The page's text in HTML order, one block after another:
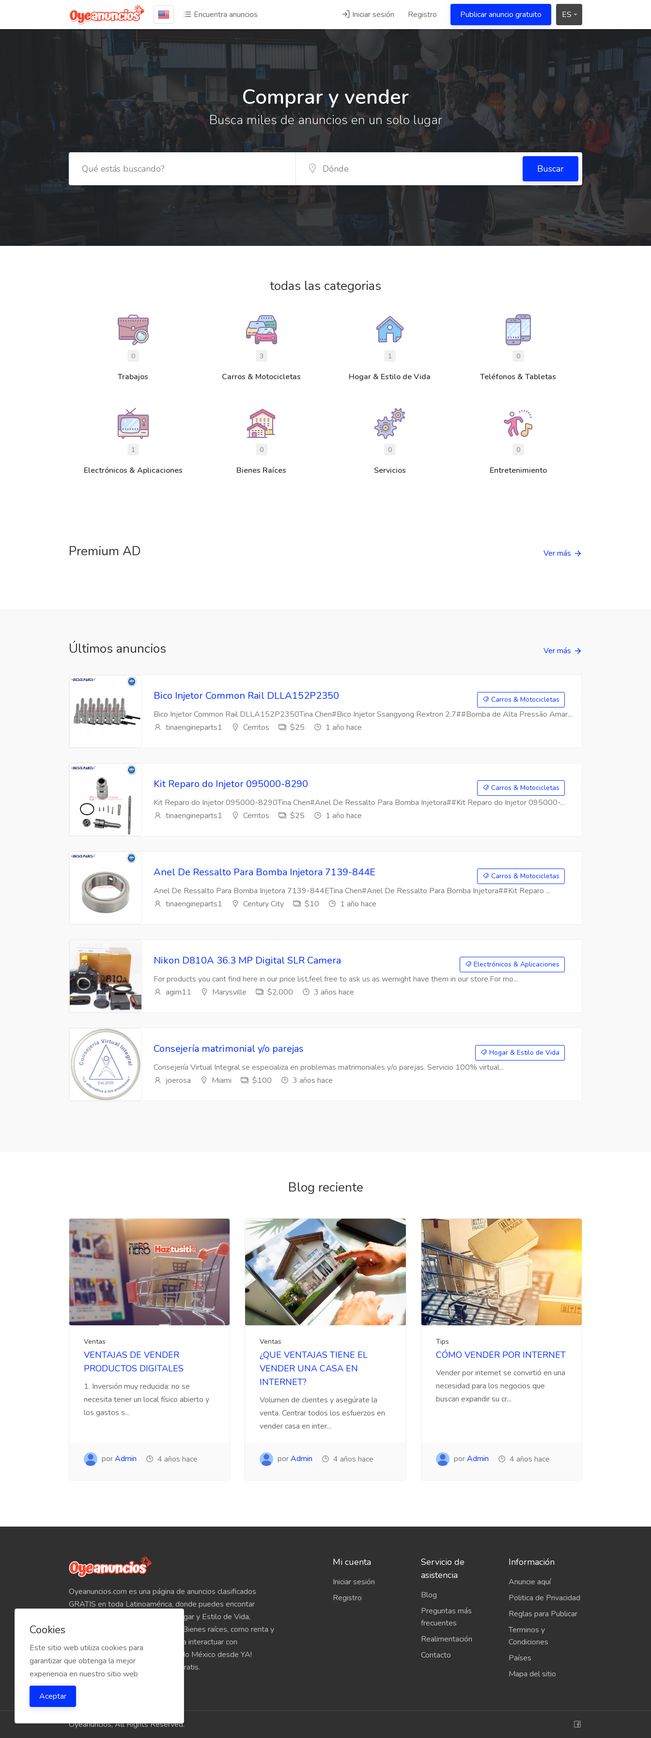
Encuentra anuncios Iniciar sesión Registro Publicar anuncio gratuito ES
Comprar y vender
Busca miles de anuncios en un solo lugar
Buscar
todas las categorias
0
Trabajos
3
Carros & Motocicletas
1
Hogar & Estilo de Vida
0
Teléfonos & Tabletas
1
Electrónicos & Aplicaciones
0
Bienes Raíces
0
Servicios
0
Entretenimiento
Premium AD Ver más
Últimos anuncios Ver más
Bico Injetor Common Rail DLLA152P2350 Carros & Motocicletas
Bico Injetor Common Rail DLLA152P2350Tina Chen#Bico Injetor Ssangyong Rextron 2.7##Bomba de Alta Pressão Amar...
tinaengineparts1
Cerritos $25 1 año hace
Kit Reparo do Injetor 095000-8290 Carros & Motocicletas
Kit Reparo do Injetor 095000-8290Tina Chen#Anel De Ressalto Para Bomba Injetora##Kit Reparo do Injetor 095000-...
tinaengineparts1
Cerritos $25 1 año hace
Anel De Ressalto Para Bomba Injetora 7139-844E Carros & Motocicletas
Anel De Ressalto Para Bomba Injetora 7139-844ETina Chen#Anel De Ressalto Para Bomba Injetora##Kit Reparo ...
tinaengineparts1
Century City $10 1 año hace
Nikon D810A 36.3 MP Digital SLR Camera Electrónicos & Aplicaciones
For products you cant find here in our price list,feel free to ask us as wemight have them in our store.For mo...
agim11
Marysville $2,000 3 años hace
Consejería matrimonial y/o parejas Hogar & Estilo de Vida
Consejería Virtual Integral se especializa en problemas matrimoniales y/o parejas. Servicio 100% virtual...
joerosa
Miami $100 3 años hace
Blog reciente
Ventas
VENTAJAS DE VENDER
PRODUCTOS DIGITALES
1. Inversión muy reducida: no se
necesita tener un local físico abierto y
los gastos s...
porAdmin 4 años hace
Ventas
¿QUE VENTAJAS TIENE EL
VENDER UNA CASA EN
INTERNET?
Volumen de clientes y asegúrate la
venta. Centrar todos los esfuerzos en
vender casa en inter...
porAdmin 4 años hace
Tips
CÓMO VENDER POR INTERNET
Vender por internet se convirtió en una
necesidad para los negocios que
buscan expandir su cr...
porAdmin 4 años hace
Oyeanuncios.com es una página de anuncios clasificados
GRATIS en toda Latinoamérica, donde puedes encontar
Empleos, Autos, Motocicletas, Hogar y Estilo de Vida,
Teléfonos, Tabletas, Electrónicos, Bienes raíces, como renta y
venta de inmuebles, etc. Empieza a interactuar con
compradores y vendedores de todo México desde YA!
Oyeanuncios.com es totalmente Gratis.
Mi cuenta
Iniciar sesión
Registro
Servicio de
asistencia
Blog
Preguntas más
frecuentes
Realimentación
Contacto
Información
Anuncie aquí
Politica de Privacidad
Reglas para Publicar
Terminos y
Condiciones
Países
Mapa del sitio
Oyeanuncios, All Rights Reserved.
Cookies
Este sitio web utiliza cookies para
garantizar que obtenga la mejor
experiencia en nuestro sitio web
Aceptar